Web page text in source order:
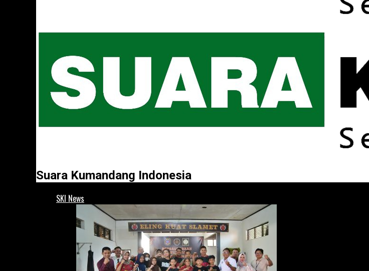
Suara Kumandang Indonesia
SKI News